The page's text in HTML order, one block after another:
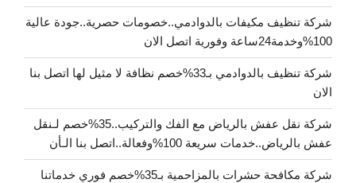
شركة تنظيف مكيفات بالدوادمي..خصومات حصرية..جودة عالية
100%وخدمة24ساعة وفورية اتصل الان
شركة تنظيف بالدوادمي بـ33%خصم نظافة لا مثيل لها اتصل بنا
الان
شركة نقل عفش بالرياض مع الفك والتركيب..35%خصم لـنقل
عفش بالرياض..خدمات سريعة 100%وفعالة..اتصل بنا الـأن
شركة مكافحة حشرات بالمزاحمية بـ35%خصم فوري خدماتنا